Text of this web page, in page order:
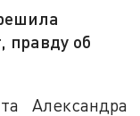
правду об
Александра